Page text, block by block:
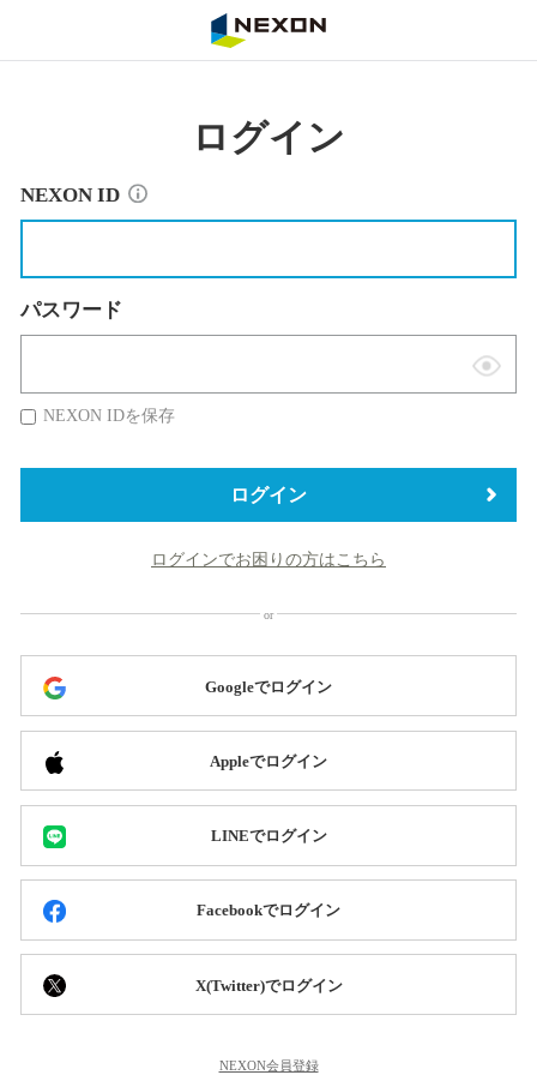
ログイン
NEXON ID
パスワード
表
替
NEXON IDを保存
ログイン
ログインでお困りの方はこちら
Googleでログイン
Appleでログイン
LINEでログイン
Facebookでログイン
X(Twitter)でログイン
NEXON会員登録